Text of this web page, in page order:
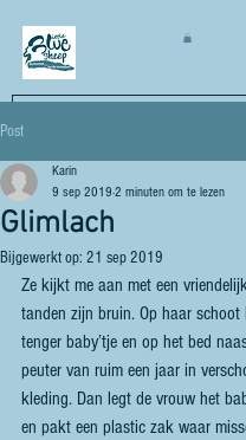
LittleBlue
Eerlijk handwerk met een verhaal
Post
Glimlach
Karin
9 sep 2019 2 minuten om te lezen
Bijgewerkt op: 21 sep 2019
Ze kijkt me aan met een
tanden zijn bruin. Op haar schoot
tenger baby’tje en op het bed
peuter van ruim een jaar in
kleding. Dan legt de vrouw het
en pakt een plastic zak waar